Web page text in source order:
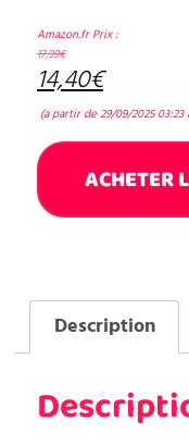
Amazon.fr Prix :
17,99€
14,40€
(a partir de 29/09/2025 03:23
ACHETER
Description